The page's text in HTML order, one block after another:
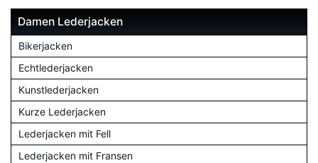
Damen Lederjacken
Bikerjacken
Echtlederjacken
Kunstlederjacken
Kurze Lederjacken
Lederjacken mit Fell
Lederjacken mit Fransen